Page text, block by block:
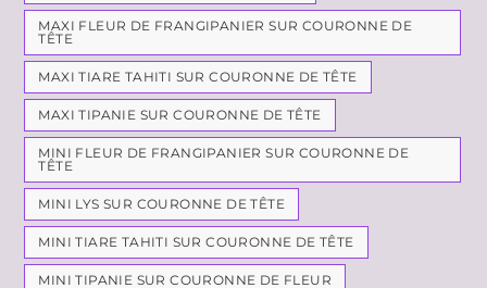
MAXI FLEUR DE FRANGIPANIER SUR COURONNE DE
TÊTE
MAXI TIARE TAHITI SUR COURONNE DE TÊTE
MAXI TIPANIE SUR COURONNE DE TÊTE
MINI FLEUR DE FRANGIPANIER SUR COURONNE DE
TÊTE
MINI LYS SUR COURONNE DE TÊTE
MINI TIARE TAHITI SUR COURONNE DE TÊTE
MINI TIPANIE SUR COURONNE DE FLEUR